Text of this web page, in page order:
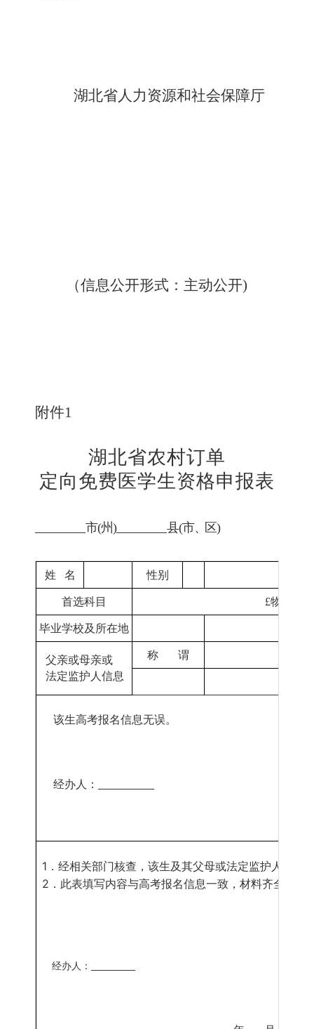
湖北省人力资源和社会保障厅
（信息公开形式：主动公开)
附件1
湖北省农村订单
定向免费医学生资格申报表
市(州) 县(市、 区)
姓 名 性别
首选科目 £物理
毕业学校及所在地
父亲或母亲或
法定监护人信息
称 谓
该生高考报名信息无误。
经办人：
1 ． 经相关部门核查，该生及其父母或法定监护人的农
2 ． 此表填写内容与高考报名信息一致，材料齐全，符
经办人：